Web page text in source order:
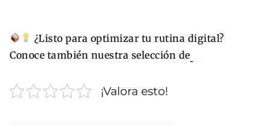
¿Listo para optimizar tu rutina digital?
Conoce también nuestra selección de
¡Valora esto!